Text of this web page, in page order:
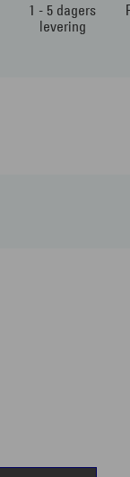
1 - 5 dagers
levering